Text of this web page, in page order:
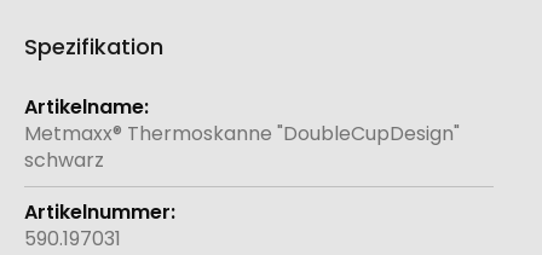
Spezifikation
Weitere
Informationen
Metmaxx® Thermoskanne "DoubleCupDesign"
schwarz
590.197031